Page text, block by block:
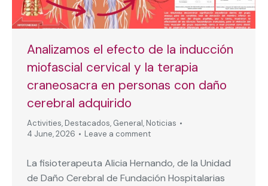
Analizamos el efecto de la inducción
miofascial cervical y la terapia
craneosacra en personas con daño
cerebral adquirido
Activities, Destacados, General, Noticias
4 June, 2026
Leave a comment
La fisioterapeuta Alicia Hernando, de la Unidad
de Daño Cerebral de Fundación Hospitalarias